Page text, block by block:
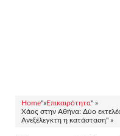
Home"»Επικαιρότητα" »
Χάος στην Αθήνα: Δύο
Ανεξέλεγκτη η κατάσταση" »